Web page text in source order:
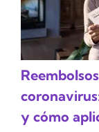
y cómo